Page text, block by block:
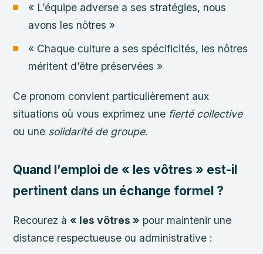
« L’équipe adverse a ses stratégies, nous
avons les nôtres »
« Chaque culture a ses spécificités, les nôtres
méritent d’être préservées »
Ce pronom convient particulièrement aux
situations où vous exprimez une fierté collective
ou une solidarité de groupe.
Quand l’emploi de « les vôtres » est-il
pertinent dans un échange formel ?
Recourez à « les vôtres » pour maintenir une
distance respectueuse ou administrative :